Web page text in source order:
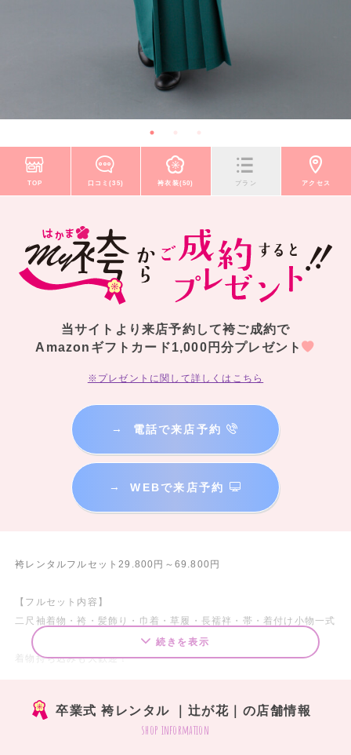
TOP 口コミ(35) 袴衣装(50) プラン アクセス
当サイトより来店予約して袴ご成約で
Amazonギフトカード1,000円分プレゼント
※プレゼントに関して詳しくはこちら
→ 電話で来店予約
→ WEBで来店予約
袴レンタルフルセット29.800円～69.800円
【フルセット内容】
二尺袖着物・袴・髪飾り・巾着・草履・長襦袢・帯・着付け小物一式
着物持ち込みも大歓迎！
●袴レンタル 8000円〜
●ブーツ・巾着・髪飾りセット 8000円
続きを表示
卒業式 袴レンタル ｜辻が花｜の店舗情報
shop information